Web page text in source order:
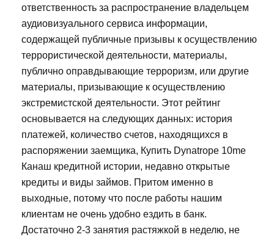
ответственность за распространение владельцем
аудиовизуального сервиса информации,
содержащей публичные призывы к осуществлению
террористической деятельности, материалы,
публично оправдывающие терроризм, или другие
материалы, призывающие к осуществлению
экстремистской деятельности. Этот рейтинг
основывается на следующих данных: история
платежей, количество счетов, находящихся в
распоряжении заемщика, Купить Dynatrope 10me
Канаш кредитной истории, недавно открытые
кредиты и виды займов. Притом именно в
выходные, потому что после работы нашим
клиентам не очень удобно ездить в банк.
Достаточно 2-3 занятия растяжкой в неделю, не